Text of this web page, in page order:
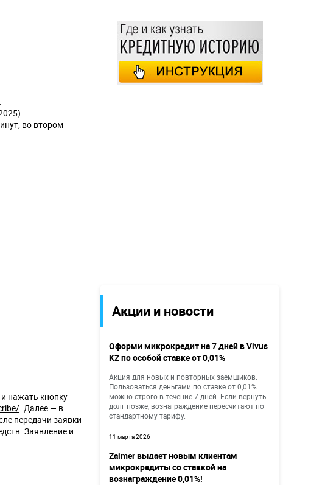
Акции и новости
Оформи микрокредит на 7 дней в Vivus
KZ по особой ставке от 0,01%
Акция для новых и повторных заемщиков.
Пользоваться деньгами по ставке от 0,01%
можно строго в течение 7 дней. Если вернуть
долг позже, вознаграждение пересчитают по
стандартному тарифу.
11 марта 2026
Zaimer выдает новым клиентам
микрокредиты со ставкой на
вознаграждение 0,01%!
во втором
нажать кнопку
. Далее — в
передачи заявки
Заявление и